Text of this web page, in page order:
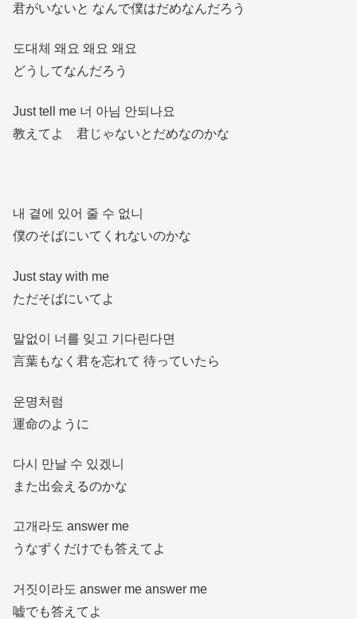
君がいないと なんで僕はだめなんだろう
도대체 왜요 왜요 왜요
どうしてなんだろう
Just tell me 너 아님 안되나요
教えてよ 君じゃないとだめなのかな
내 곁에 있어 줄 수 없니
僕のそばにいてくれないのかな
Just stay with me
ただそばにいてよ
말없이 너를 잊고 기다린다면
言葉もなく君を忘れて 待っていたら
운명처럼
運命のように
다시 만날 수 있겠니
また出会えるのかな
고개라도 answer me
うなずくだけでも答えてよ
거짓이라도 answer me answer me
嘘でも答えてよ